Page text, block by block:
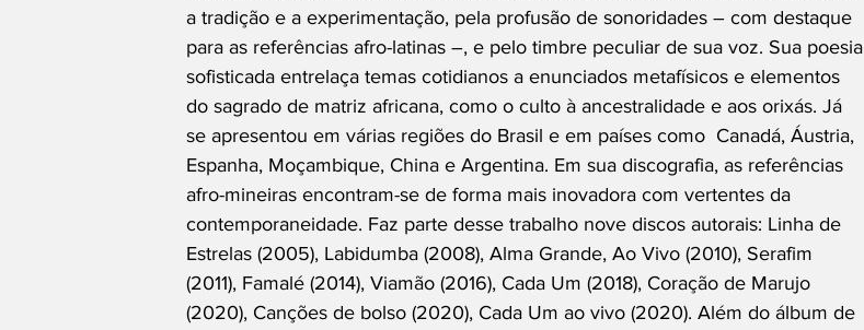
a tradição e a experimentação, pela profusão de sonoridades – com destaque
para as referências afro-latinas –, e pelo timbre peculiar de sua voz. Sua poesia
sofisticada entrelaça temas cotidianos a enunciados metafísicos e elementos
do sagrado de matriz africana, como o culto à ancestralidade e aos orixás. Já
se apresentou em várias regiões do Brasil e em países como  Canadá, Áustria,
Espanha, Moçambique, China e Argentina. Em sua discografia, as referências
afro-mineiras encontram-se de forma mais inovadora com vertentes da
contemporaneidade. Faz parte desse trabalho nove discos autorais: Linha de
Estrelas (2005), Labidumba (2008), Alma Grande, Ao Vivo (2010), Serafim
(2011), Famalé (2014), Viamão (2016), Cada Um (2018), Coração de Marujo
(2020), Canções de bolso (2020), Cada Um ao vivo (2020). Além do álbum de